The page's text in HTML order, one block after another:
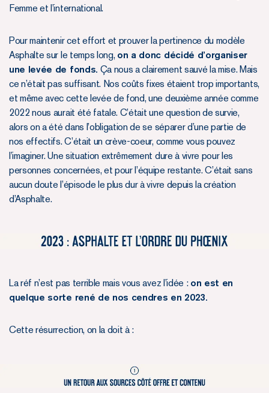
Femme et l’international.
Pour maintenir cet effort et prouver la pertinence du modèle
Asphalte sur le temps long, on a donc décidé d’organiser
une levée de fonds. Ça nous a clairement sauvé la mise. Mais
ce n’était pas suffisant. Nos coûts fixes étaient trop importants,
et même avec cette levée de fond, une deuxième année comme
2022 nous aurait été fatale. C’était une question de survie,
alors on a été dans l’obligation de se séparer d’une partie de
nos effectifs. C’était un crève-coeur, comme vous pouvez
l’imaginer. Une situation extrêmement dure à vivre pour les
personnes concernées, et pour l’équipe restante. C’était sans
aucun doute l’épisode le plus dur à vivre depuis la création
d’Asphalte.
La réf n’est pas terrible mais vous avez l’idée : on est en
quelque sorte rené de nos cendres en 2023.
Cette résurrection, on la doit à :